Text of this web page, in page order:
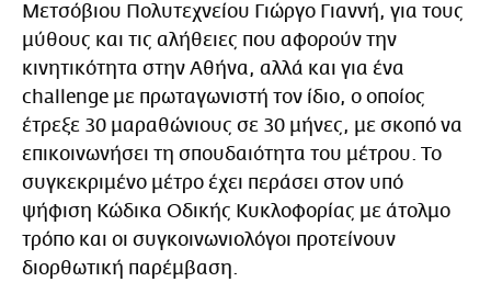
Μετσόβιου Πολυτεχνείου Γιώργο Γιαννή, για τους
μύθους και τις αλήθειες που αφορούν την
κινητικότητα στην Αθήνα, αλλά και για ένα
challenge με πρωταγωνιστή τον ίδιο, ο οποίος
έτρεξε 30 μαραθώνιους σε 30 μήνες, με σκοπό να
επικοινωνήσει τη σπουδαιότητα του μέτρου. Το
συγκεκριμένο μέτρο έχει περάσει στον υπό
ψήφιση Κώδικα Οδικής Κυκλοφορίας με άτολμο
τρόπο και οι συγκοινωνιολόγοι προτείνουν
διορθωτική παρέμβαση.